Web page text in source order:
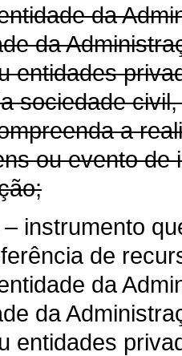
da
da
entidades
sociedade
a
ou evento
instrumento
de
da
da
entidades